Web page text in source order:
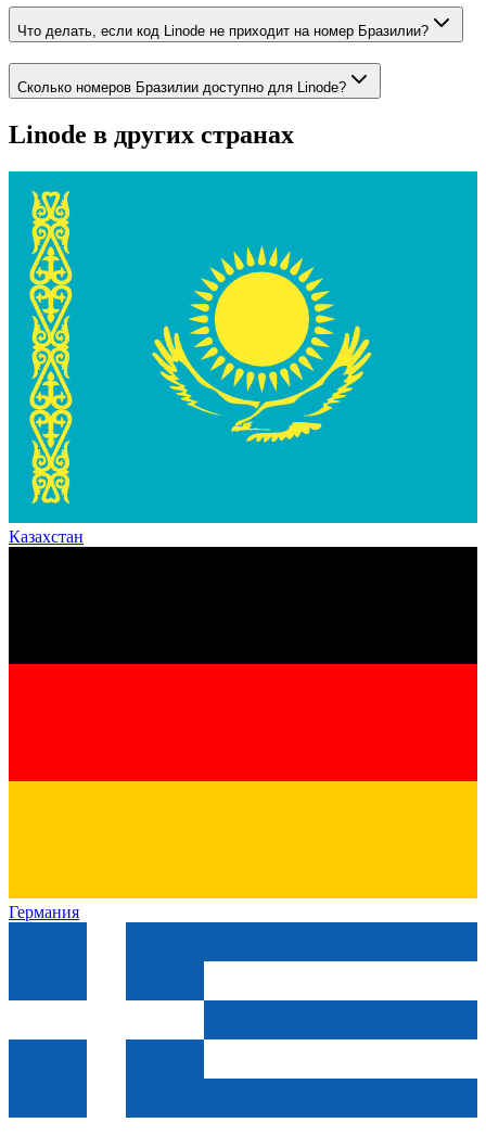
Что делать, если код Linode не приходит на номер Бразилии?
Сколько номеров Бразилии доступно для Linode?
Linode в других странах
Казахстан
Германия